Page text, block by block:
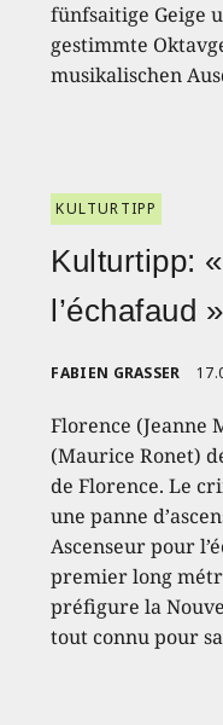
fünfsaitige Geige
gestimmte
musikalischen
KULTURTIPP
Kulturtipp:
l’échafaud »
FABIEN GRASSER
Florence (Jeanne
(Maurice Ronet)
de Florence. Le
une panne
Ascenseur pour
premier long
préfigure la
tout connu pour sa